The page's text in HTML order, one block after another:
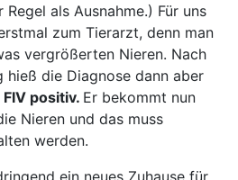
als Ausnahme.) Für uns
zum Tierarzt, denn man
vergrößerten Nieren. Nach
hieß die Diagnose dann aber
FIV positiv. Er bekommt nun
Nieren und das muss
werden.
ein neues Zuhause für